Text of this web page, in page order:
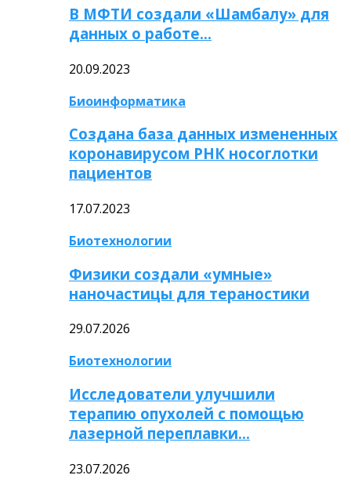
В МФТИ создали «Шамбалу» для
данных о работе…
20.09.2023
Биоинформатика
Создана база данных измененных
коронавирусом РНК носоглотки
пациентов
17.07.2023
Биотехнологии
Физики создали «умные»
наночастицы для тераностики
29.07.2026
Биотехнологии
Исследователи улучшили
терапию опухолей с помощью
лазерной переплавки…
23.07.2026